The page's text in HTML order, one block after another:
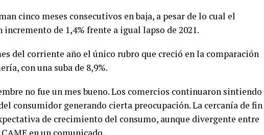
cinco meses consecutivos en baja, a pesar de lo cual el
de 1,4% frente a igual lapso de 2021.
del corriente año el único rubro que creció en la comparación
con una suba de 8,9%.
no fue un mes bueno. Los comercios continuaron sintiendo
consumidor generando cierta preocupación. La cercanía de fin
de crecimiento del consumo, aunque divergente entre